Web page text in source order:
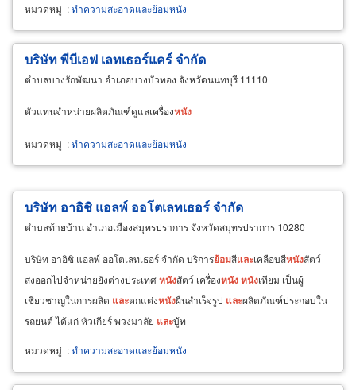
หมวดหมู่ :ทำความสะอาดและย้อมหนัง
บริษัท พีบีเอฟ เลทเธอร์แคร์ จำกัด
ตำบลบางรักพัฒนา อำเภอบางบัวทอง จังหวัดนนทบุรี 11110
ตัวแทนจำหน่ายผลิตภัณฑ์ดูแลเครื่องหนัง
หมวดหมู่ :ทำความสะอาดและย้อมหนัง
บริษัท อาอิชิ แอลพ์ ออโตเลทเธอร์ จำกัด
ตำบลท้ายบ้าน อำเภอเมืองสมุทรปราการ จังหวัดสมุทรปราการ 10280
บริษัท อาอิชิ แอลพ์ ออโตเลทเธอร์ จำกัด บริการย้อมสีและเคลือบสีหนังสัตว์
ส่งออกไปจำหน่ายยังต่างประเทศหนังสัตว์ เครื่องหนังหนังเทียม เป็นผู้
เชี่ยวชาญในการผลิต และตกแต่งหนังผืนสำเร็จรูป และผลิตภัณฑ์ประกอบใน
รถยนต์ ได้แก่ หัวเกียร์ พวงมาลัย และบู้ท
หมวดหมู่ :ทำความสะอาดและย้อมหนัง